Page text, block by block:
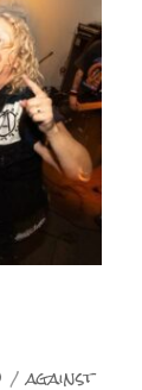
Étiquettes
against